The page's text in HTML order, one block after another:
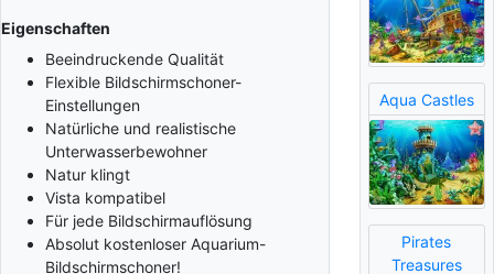
Eigenschaften
Beeindruckende Qualität
Flexible Bildschirmschoner-
Einstellungen
Natürliche und realistische
Unterwasserbewohner
Natur klingt
Vista kompatibel
Für jede Bildschirmauflösung
Absolut kostenloser Aquarium-
Bildschirmschoner!
Aqua Castles
Pirates
Treasures